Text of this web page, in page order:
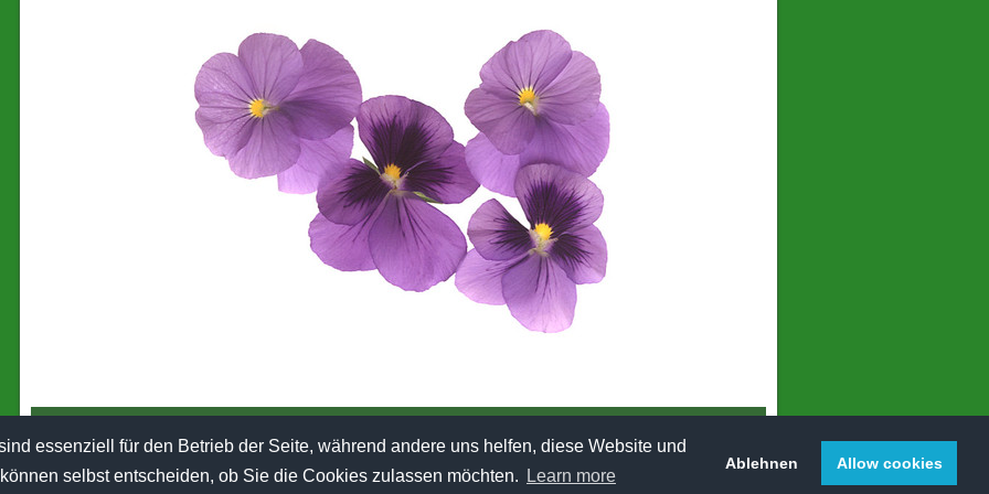
essenziell für den Betrieb der Seite, während andere uns helfen, diese Website und
selbst entscheiden, ob Sie die Cookies zulassen möchten.
Learn more
Ablehnen Allow cookies
Druckversion|Sitemap
© Hof Lütjemeyer-Erdmann
Login